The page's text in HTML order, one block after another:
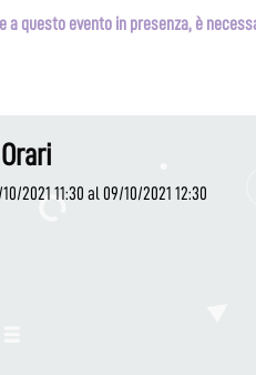
a questo evento in presenza, è
2021 11:30 al 09/10/2021 12:30